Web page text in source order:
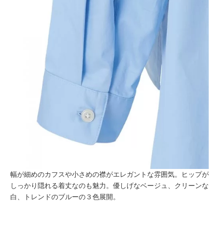
幅が細めのカフスや小さめの襟がエレガントな雰囲気。ヒップが
しっかり隠れる着丈なのも魅力。優しげなベージュ、クリーンな
白、トレンドのブルーの３色展開。